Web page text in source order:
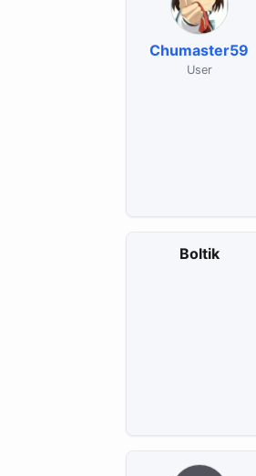
Chumaster59
User
Boltik